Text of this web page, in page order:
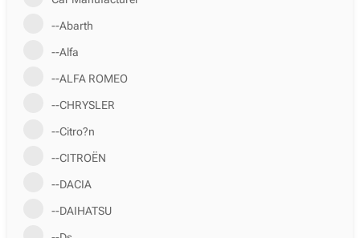
--Abarth
--Alfa
--ALFA ROMEO
--CHRYSLER
--Citro?n
--CITROËN
--DACIA
--DAIHATSU